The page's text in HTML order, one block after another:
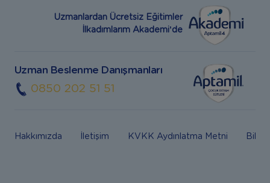
Uzmanlardan Ücretsiz Eğitimler
İlkadımlarım Akademi’de
Uzman Beslenme Danışmanları
0850 202 51 51
Hakkımızda İletişim KVKK Aydınlatma Metni Bilgi